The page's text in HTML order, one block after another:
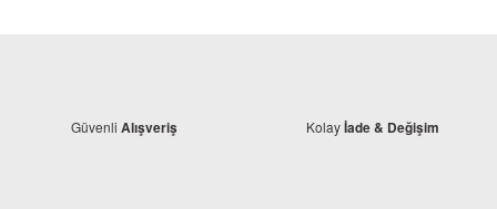
Güvenli Alışveriş Kolayİade & Değişim